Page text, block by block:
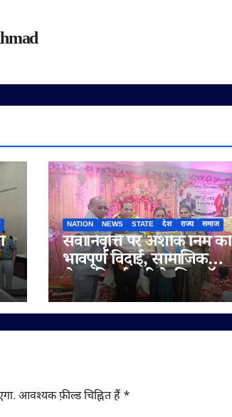
NATION NEWS STATE देश राज्य समाज
सेवानिवृत्ति पर अशोक निम को
भावपूर्ण विदाई, सामाजिक
सेवा की नई पारी के लिए डॉ.
बी.आर. अंबेडकर सम्मान से
नवाजा
आवश्यक फ़ील्ड चिह्नित हैं *